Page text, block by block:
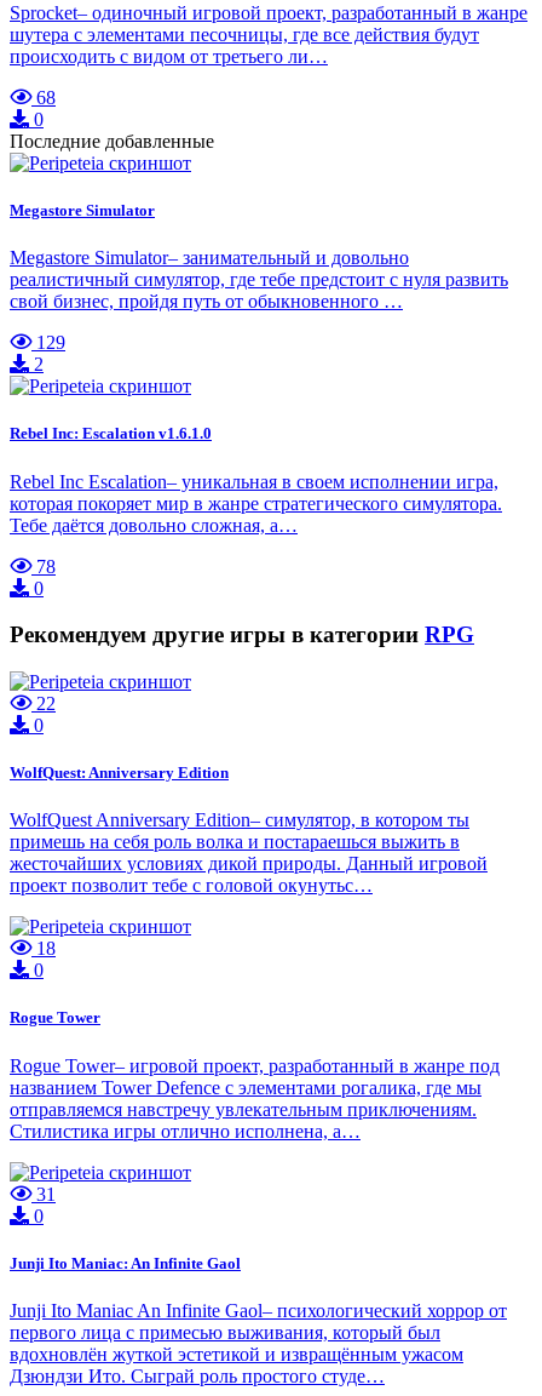
Sprocket– одиночный игровой проект, разработанный в жанре
шутера с элементами песочницы, где все действия будут
происходить с видом от третьего ли…
68
0
Последние добавленные
Megastore Simulator
Megastore Simulator– занимательный и довольно
реалистичный симулятор, где тебе предстоит с нуля развить
свой бизнес, пройдя путь от обыкновенного …
129
2
Rebel Inc: Escalation v1.6.1.0
Rebel Inc Escalation– уникальная в своем исполнении игра,
которая покоряет мир в жанре стратегического симулятора.
Тебе даётся довольно сложная, а…
78
0
Рекомендуем другие игры в категории RPG
22
0
WolfQuest: Anniversary Edition
WolfQuest Anniversary Edition– симулятор, в котором ты
примешь на себя роль волка и постараешься выжить в
жесточайших условиях дикой природы. Данный игровой
проект позволит тебе с головой окунутьс…
18
0
Rogue Tower
Rogue Tower– игровой проект, разработанный в жанре под
названием Tower Defence с элементами рогалика, где мы
отправляемся навстречу увлекательным приключениям.
Стилистика игры отлично исполнена, а…
31
0
Junji Ito Maniac: An Infinite Gaol
Junji Ito Maniac An Infinite Gaol– психологический хоррор от
первого лица с примесью выживания, который был
вдохновлён жуткой эстетикой и извращённым ужасом
Дзюндзи Ито. Сыграй роль простого студе…